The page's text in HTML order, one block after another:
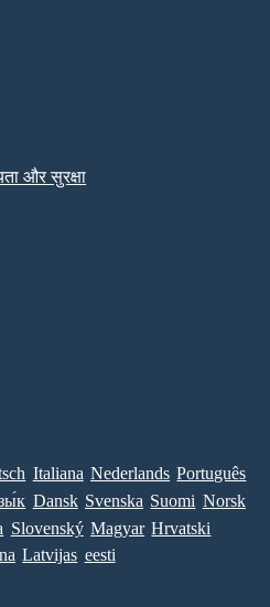
और सुरक्षा
Italiana Nederlands Português
Dansk Svenska Suomi Norsk
Slovenský Magyar Hrvatski
Latvijas eesti